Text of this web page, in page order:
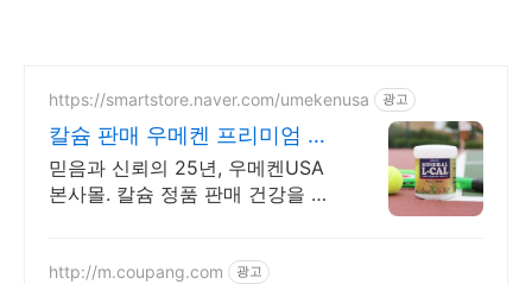
https://smartstore.naver.com/umekenusa 광고
칼슘 판매 우메켄 프리미엄 일
본 건강식품
믿음과 신뢰의 25년, 우메켄USA
본사몰. 칼슘 정품 판매 건강을 생
http://m.coupang.com 광고